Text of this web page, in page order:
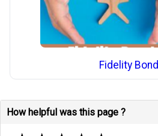
Fidelity Bond
How helpful was this page ?